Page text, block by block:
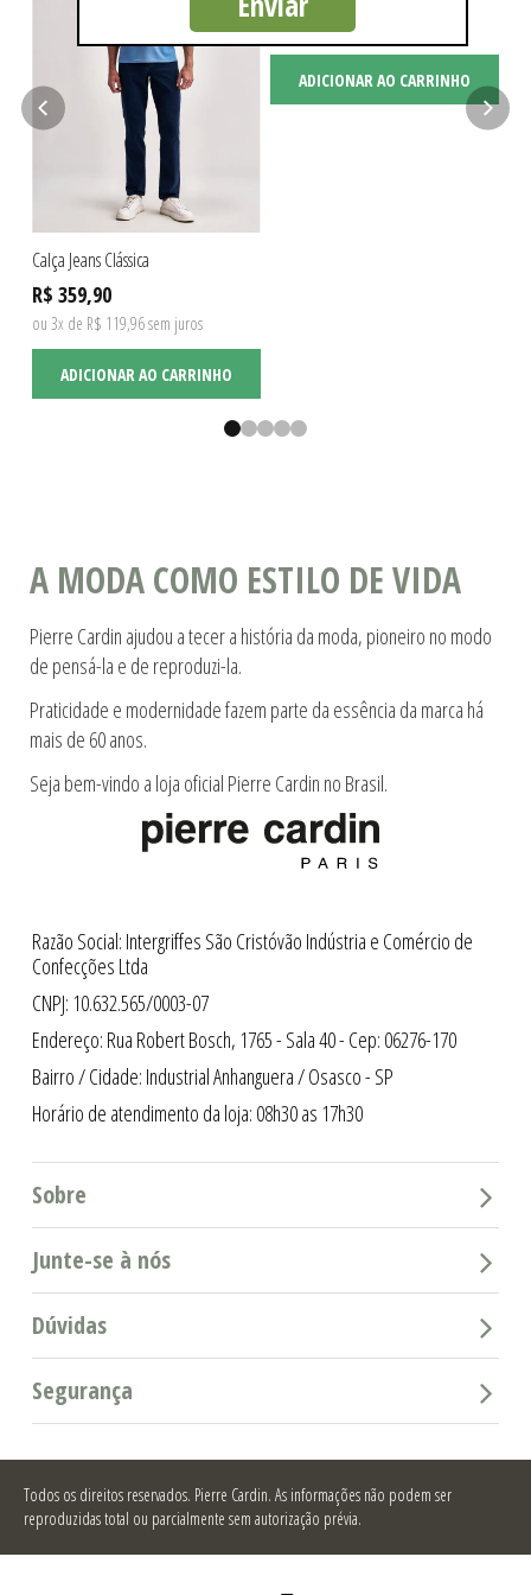
Calça Jeans Clássica
R$ 359,90
ou 3x de R$ 119,96 sem juros
ADICIONAR AO CARRINHO
ou 3x de R$ 116,63 sem juros
ADICIONAR AO CARRINHO
A MODA COMO ESTILO DE VIDA
Pierre Cardin ajudou a tecer a história da moda, pioneiro no modo
de pensá-la e de reproduzi-la.
Praticidade e modernidade fazem parte da essência da marca há
mais de 60 anos.
Seja bem-vindo a loja oficial Pierre Cardin no Brasil.
Razão Social: Intergriffes São Cristóvão Indústria e Comércio de
Confecções Ltda
CNPJ: 10.632.565/0003-07
Endereço: Rua Robert Bosch, 1765 - Sala 40 - Cep: 06276-170
Bairro / Cidade: Industrial Anhanguera / Osasco - SP
Horário de atendimento da loja: 08h30 as 17h30
Sobre
Junte-se à nós
Dúvidas
Segurança
Todos os direitos reservados. Pierre Cardin. As informações não podem ser
reproduzidas total ou parcialmente sem autorização prévia.